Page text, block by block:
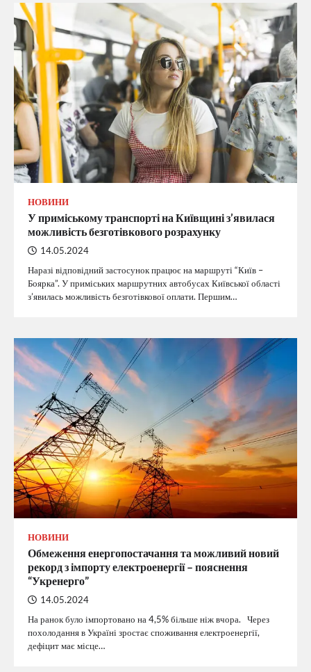
НОВИНИ
У приміському транспорті на Київщині з’явилася
можливість безготівкового розрахунку
14.05.2024
Наразі відповідний застосунок працює на маршруті “Київ –
Боярка”. У приміських маршрутних автобусах Київської області
з’явилась можливість безготівкової оплати. Першим…
НОВИНИ
Обмеження енергопостачання та можливий новий
рекорд з імпорту електроенергії – пояснення
“Укренерго”
14.05.2024
На ранок було імпортовано на 4,5% більше ніж вчора. Через
похолодання в Україні зростає споживання електроенергії,
дефіцит має місце…